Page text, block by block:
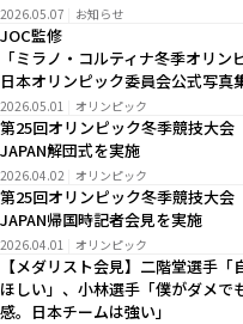
2026.05.07 お知らせ
JOC監修
「ミラノ・コルティナ冬季オリン
日本オリンピック委員会公式写真
2026.05.01 オリンピック
第25回オリンピック冬季競技大会
JAPAN解団式を実施
2026.04.02 オリンピック
第25回オリンピック冬季競技大会
JAPAN帰国時記者会見を実施
2026.04.01 オリンピック
【メダリスト会見】二階堂選手
ほしい」、小林選手「僕がダメで
感。日本チームは強い」